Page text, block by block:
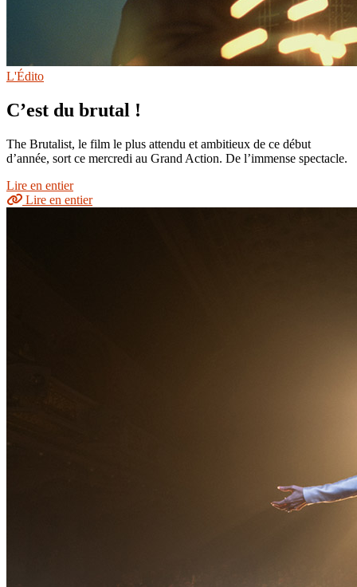
L'Édito
C’est du brutal !
The Brutalist, le film le plus attendu et ambitieux de ce début
d’année, sort ce mercredi au Grand Action. De l’immense spectacle.
Lire en entier
Lire en entier